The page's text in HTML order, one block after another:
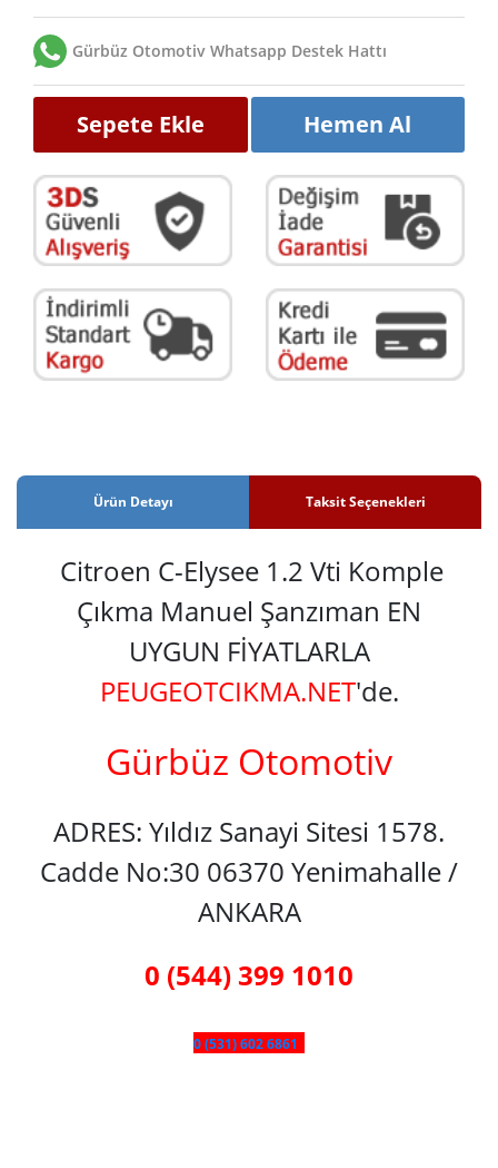
Gürbüz Otomotiv Whatsapp Destek Hattı
Sepete Ekle Hemen Al
Ürün Detayı Taksit Seçenekleri
Citroen C-Elysee 1.2 Vti Komple
Çıkma Manuel Şanzıman EN
UYGUN FİYATLARLA
PEUGEOTCIKMA.NET'de.
Gürbüz Otomotiv
ADRES: Yıldız Sanayi Sitesi 1578.
Cadde No:30 06370 Yenimahalle /
ANKARA
0 (544) 399 1010
0 (531) 602 6861